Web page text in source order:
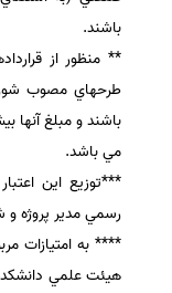
باشند.
** منظور از
طرحهاي مصوب
باشند و مبلغ آنها بيش از 10
مي باشد.
***توزيع اين
رسمي مدير پروژه و
**** به امتيازات
هيئت علمي